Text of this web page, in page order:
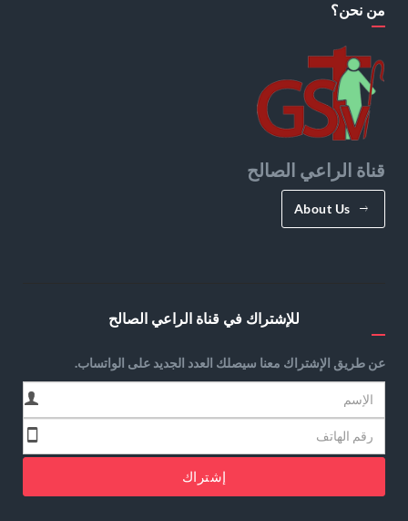
من نحن؟
قناة الراعي الصالح
About Us
للإشتراك في قناة الراعي الصالح
عن طريق الإشتراك معنا سيصلك العدد الجديد على الواتساب.
إشتراك